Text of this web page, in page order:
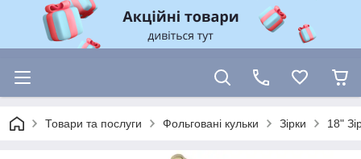
Товари та послуги Фольговані кульки Зірки 18"